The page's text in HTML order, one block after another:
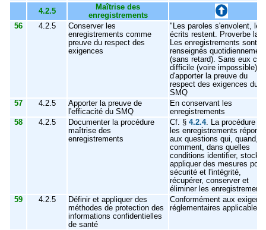
4.2.5
Maîtrise des
enregistrements
56
4.2.5
Conserver les
enregistrements comme
preuve du respect des
exigences
"Les paroles s'envolent, les
écrits restent. Proverbe
Les enregistrements sont
renseignés quotidiennement
(sans retard). Sans eux
difficile (voire impossible)
d'apporter la preuve du
respect des exigences du
SMQ
57
4.2.5
Apporter la preuve de
l'efficacité du SMQ
En conservant les
enregistrements
58
4.2.5
Documenter la procédure
maîtrise des
enregistrements
Cf. § 4.2.4. La procédure
les enregistrements répond
aux questions qui, quand,
comment, dans quelles
conditions identifier,
appliquer des mesures
sécurité et l'intégrité,
récupérer, conserver et
éliminer les enregistrements
59
4.2.5
Définir et appliquer des
méthodes de protection des
informations confidentielles
de santé
Conformément aux
réglementaires applicables